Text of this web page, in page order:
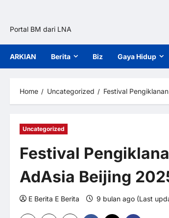
Portal BM dari LNA
ARKIAN Berita Biz Gaya Hidup
Home Uncategorized Festival
Uncategorized
Festival
AdAsia Beijing
E Berita E Berita 9 bulan ago (Last